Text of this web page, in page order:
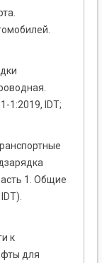
1:2019, IDT;
1. Общие
к
для